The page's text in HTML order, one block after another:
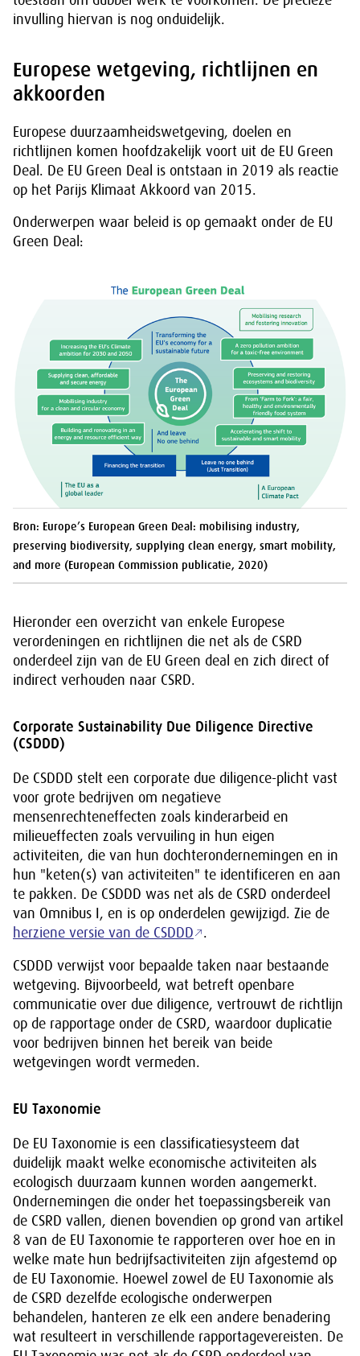
invulling hiervan is nog onduidelijk.
Europese wetgeving, richtlijnen en
akkoorden
Europese duurzaamheidswetgeving, doelen en
richtlijnen komen hoofdzakelijk voort uit de EU Green
Deal. De EU Green Deal is ontstaan in 2019 als reactie
op het Parijs Klimaat Akkoord van 2015.
Onderwerpen waar beleid is op gemaakt onder de EU
Green Deal:
Bron: Europe’s European Green Deal: mobilising industry,
preserving biodiversity, supplying clean energy, smart mobility,
and more (European Commission publicatie, 2020)
Hieronder een overzicht van enkele Europese
verordeningen en richtlijnen die net als de CSRD
onderdeel zijn van de EU Green deal en zich direct of
indirect verhouden naar CSRD.
Corporate Sustainability Due Diligence Directive
(CSDDD)
De CSDDD stelt een corporate due diligence-plicht vast
voor grote bedrijven om negatieve
mensenrechteneffecten zoals kinderarbeid en
milieueffecten zoals vervuiling in hun eigen
activiteiten, die van hun dochterondernemingen en in
hun "keten(s) van activiteiten" te identificeren en aan
te pakken. De CSDDD was net als de CSRD onderdeel
van Omnibus I, en is op onderdelen gewijzigd. Zie de
herziene versie van de CSDDD
.
CSDDD verwijst voor bepaalde taken naar bestaande
wetgeving. Bijvoorbeeld, wat betreft openbare
communicatie over due diligence, vertrouwt de richtlijn
op de rapportage onder de CSRD, waardoor duplicatie
voor bedrijven binnen het bereik van beide
wetgevingen wordt vermeden.
EU Taxonomie
De EU Taxonomie is een classificatiesysteem dat
duidelijk maakt welke economische activiteiten als
ecologisch duurzaam kunnen worden aangemerkt.
Ondernemingen die onder het toepassingsbereik van
de CSRD vallen, dienen bovendien op grond van artikel
8 van de EU Taxonomie te rapporteren over hoe en in
welke mate hun bedrijfsactiviteiten zijn afgestemd op
de EU Taxonomie. Hoewel zowel de EU Taxonomie als
de CSRD dezelfde ecologische onderwerpen
behandelen, hanteren ze elk een andere benadering
wat resulteert in verschillende rapportagevereisten. De